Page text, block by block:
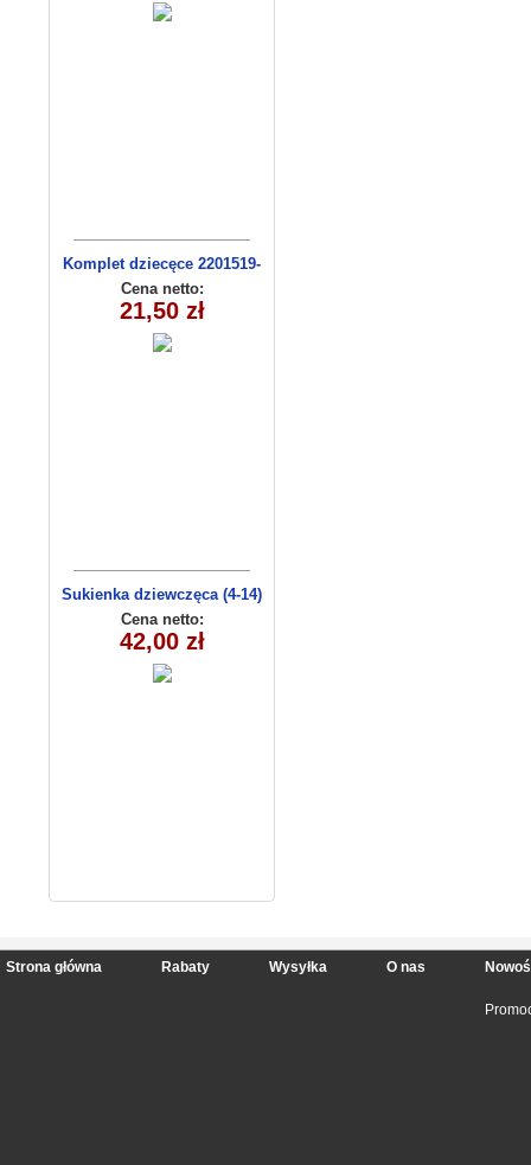
Komplet dziecęce 2201519-
14(68-86m) 4szt
Cena netto:
21,50 zł
Sukienka dziewczęca (4-14)
C3009
Cena netto:
42,00 zł
Strona główna Rabaty Wysyłka O nas